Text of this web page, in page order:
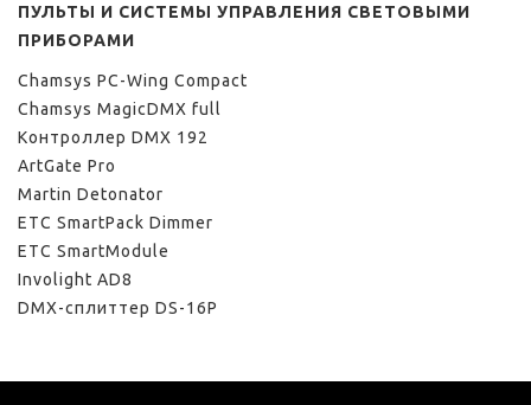
ПУЛЬТЫ И СИСТЕМЫ УПРАВЛЕНИЯ СВЕТОВЫМИ
ПРИБОРАМИ
Chamsys PC-Wing Compact
Chamsys MagicDMX full
Контроллер DMX 192
ArtGate Pro
Martin Detonator
ETC SmartPack Dimmer
ETC SmartModule
Involight AD8
DMX-сплиттер DS-16P